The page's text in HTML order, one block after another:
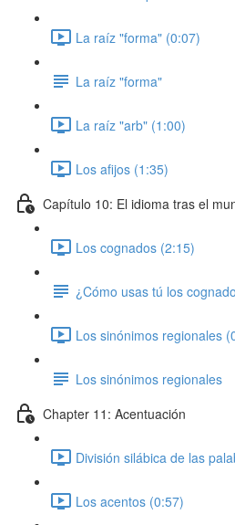
La raíz "forma" (0:07)
La raíz "forma"
La raíz "arb" (1:00)
Los afijos (1:35)
Capítulo 10: El idioma tras el
Los cognados (2:15)
¿Cómo usas tú los
Los sinónimos regionales
Los sinónimos regionales
Chapter 11: Acentuación
División silábica de las
Los acentos (0:57)